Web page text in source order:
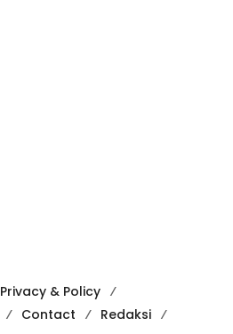
Privacy & Policy
Contact
Redaksi